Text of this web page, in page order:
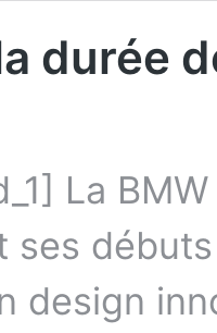
durée
La
ses
design